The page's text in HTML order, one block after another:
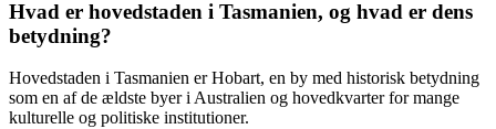
Hvad er hovedstaden i Tasmanien, og hvad er dens
betydning?
Hovedstaden i Tasmanien er Hobart, en by med historisk betydning
som en af de ældste byer i Australien og hovedkvarter for mange
kulturelle og politiske institutioner.